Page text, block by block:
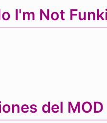
I'm Not
del MOD